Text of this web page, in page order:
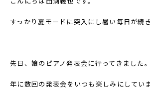
すっかり夏モードに突入にし暑い毎日が続
先日、娘のピアノ発表会に行ってきました。
年に数回の発表会をいつも楽しみにしていま